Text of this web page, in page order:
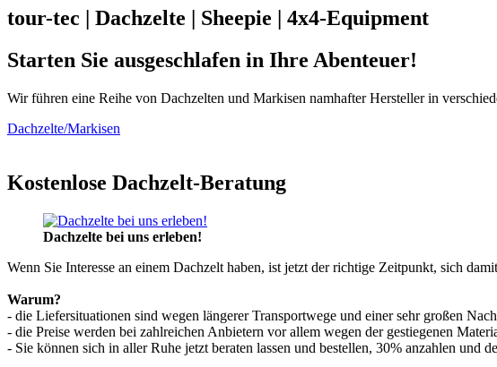
tour-tec | Dachzelte | Sheepie | 4x4-Equipment
Starten Sie ausgeschlafen in Ihre Abenteuer!
Wir führen eine Reihe von Dachzelten und Markisen namhafter Hersteller in
Dachzelte/Markisen
Kostenlose Dachzelt-Beratung
Dachzelte bei uns erleben!
Wenn Sie Interesse an einem Dachzelt haben, ist jetzt der richtige Zeitpunkt, sich
Warum?
- die Liefersituationen sind wegen längerer Transportwege und einer sehr großen
- die Preise werden bei zahlreichen Anbietern vor allem wegen der gestiegenen
- Sie können sich in aller Ruhe jetzt beraten lassen und bestellen, 30% anzahlen und